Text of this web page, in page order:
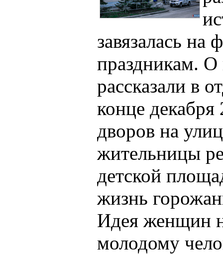
завязалась на
праздникам. О
рассказали в
конце
дворов на
жительницы
детской
жизнь
Идея женщин
молодому